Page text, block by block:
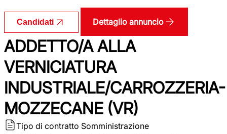
Candidati Dettaglio annuncio
ADDETTO/A ALLA
VERNICIATURA
INDUSTRIALE/CARROZZERIA-
MOZZECANE (VR)
Tipo di contratto Somministrazione